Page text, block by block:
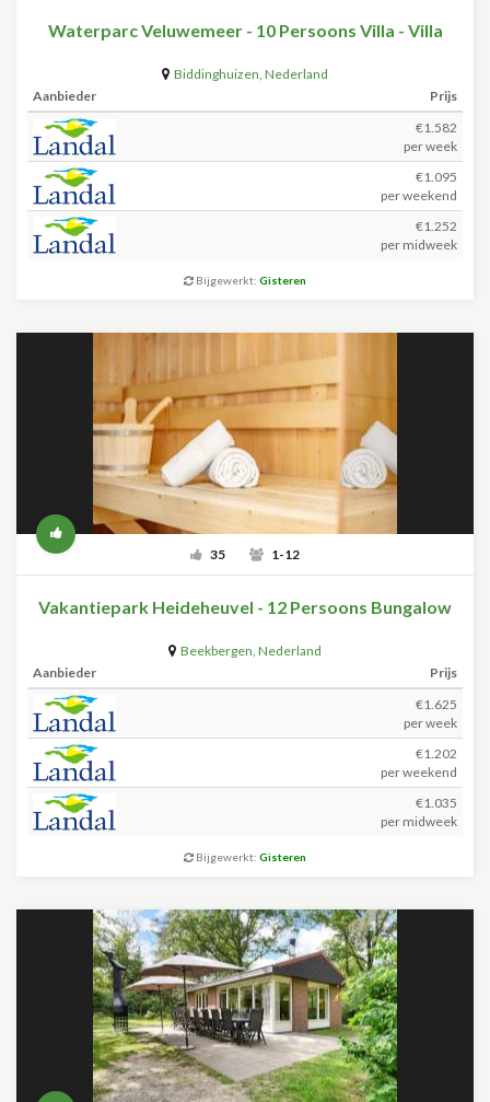
Waterparc Veluwemeer - 10 Persoons Villa - Villa
Biddinghuizen, Nederland
Aanbieder
Prijs
€1.582
per week
€1.095
per weekend
€1.252
per midweek
Bijgewerkt: Gisteren
35 1-12
Vakantiepark Heideheuvel - 12 Persoons Bungalow
Beekbergen, Nederland
Aanbieder
Prijs
€1.625
per week
€1.202
per weekend
€1.035
per midweek
Bijgewerkt: Gisteren